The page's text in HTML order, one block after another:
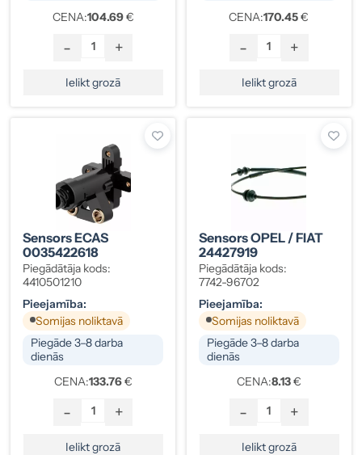
CENA:104.69€
- +
Ielikt grozā
CENA:170.45€
- +
Ielikt grozā
Sensors ECAS
0035422618
Piegādātāja kods:
4410501210
Pieejamība:
Somijas noliktavā
Piegāde 3–8 darba
dienās
CENA:133.76€
- +
Ielikt grozā
Sensors OPEL / FIAT
24427919
Piegādātāja kods:
7742-96702
Pieejamība:
Somijas noliktavā
Piegāde 3–8 darba
dienās
CENA:8.13€
- +
Ielikt grozā